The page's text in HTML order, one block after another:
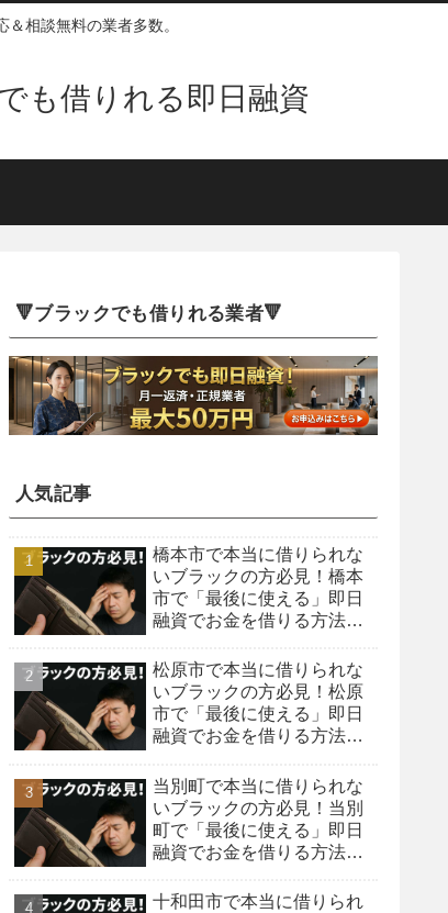
相談無料の業者多数。
も借りれる即日融資
🔻ブラックでも借りれる業者🔻
人気記事
橋本市で本当に借りられな
いブラックの方必見！橋本
市で「最後に使える」即日
融資でお金を借りる方法を
松原市で本当に借りられな
いブラックの方必見！松原
市で「最後に使える」即日
融資でお金を借りる方法を
当別町で本当に借りられな
いブラックの方必見！当別
町で「最後に使える」即日
融資でお金を借りる方法を
十和田市で本当に借りられ